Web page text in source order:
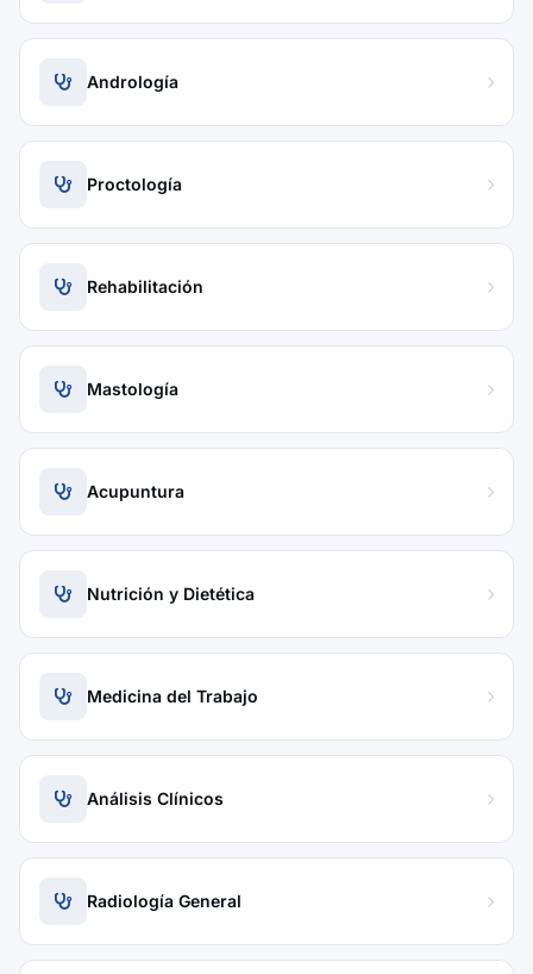
Andrología
Proctología
Rehabilitación
Mastología
Acupuntura
Nutrición y Dietética
Medicina del Trabajo
Análisis Clínicos
Radiología General